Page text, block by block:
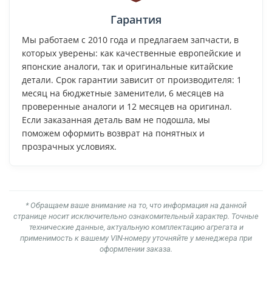
Гарантия
Мы работаем с 2010 года и предлагаем запчасти, в
которых уверены: как качественные европейские и
японские аналоги, так и оригинальные китайские
детали. Срок гарантии зависит от производителя: 1
месяц на бюджетные заменители, 6 месяцев на
проверенные аналоги и 12 месяцев на оригинал.
Если заказанная деталь вам не подошла, мы
поможем оформить возврат на понятных и
прозрачных условиях.
* Обращаем ваше внимание на то, что информация на данной
странице носит исключительно ознакомительный характер. Точные
технические данные, актуальную комплектацию агрегата и
применимость к вашему VIN-номеру уточняйте у менеджера при
оформлении заказа.